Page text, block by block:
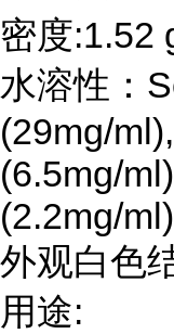
密度:1.52
水溶性：
(29mg/
(6.5mg/
(2.2mg/ml)
外观白色
用途: